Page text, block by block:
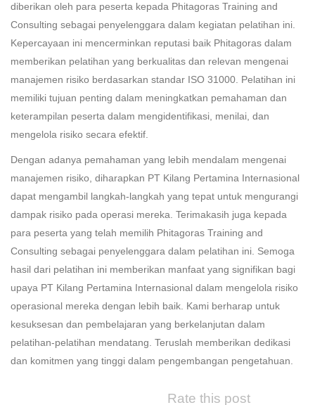
diberikan oleh para peserta kepada Phitagoras Training and
Consulting sebagai penyelenggara dalam kegiatan pelatihan ini.
Kepercayaan ini mencerminkan reputasi baik Phitagoras dalam
memberikan pelatihan yang berkualitas dan relevan mengenai
manajemen risiko berdasarkan standar ISO 31000. Pelatihan ini
memiliki tujuan penting dalam meningkatkan pemahaman dan
keterampilan peserta dalam mengidentifikasi, menilai, dan
mengelola risiko secara efektif.
Dengan adanya pemahaman yang lebih mendalam mengenai
manajemen risiko, diharapkan PT Kilang Pertamina Internasional
dapat mengambil langkah-langkah yang tepat untuk mengurangi
dampak risiko pada operasi mereka. Terimakasih juga kepada
para peserta yang telah memilih Phitagoras Training and
Consulting sebagai penyelenggara dalam pelatihan ini. Semoga
hasil dari pelatihan ini memberikan manfaat yang signifikan bagi
upaya PT Kilang Pertamina Internasional dalam mengelola risiko
operasional mereka dengan lebih baik. Kami berharap untuk
kesuksesan dan pembelajaran yang berkelanjutan dalam
pelatihan-pelatihan mendatang. Teruslah memberikan dedikasi
dan komitmen yang tinggi dalam pengembangan pengetahuan.
Rate this post